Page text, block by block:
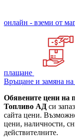
онлайн - вземи от
плащане
Връщане и замяна на
Обявените цени на
Топливо АД си
сайта цени.
цени, наличности,
действителните.